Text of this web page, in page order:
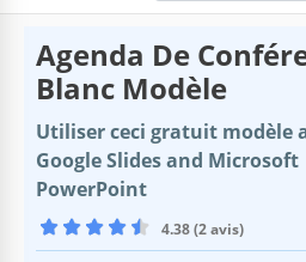
Agenda De
Blanc Modèle
Utiliser ceci gratuit modèle
Google Slides and Microsoft
PowerPoint
4.38 (2 avis)